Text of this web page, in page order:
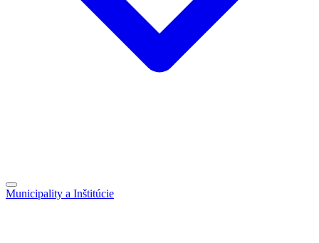
Municipality a Inštitúcie